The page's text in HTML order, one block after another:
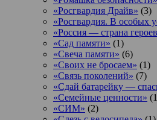
«Росгвардия Драйв» (3)
«Росгвардия. В особых
«Россия — страна
«Сад памяти» (1)
«Свеча памяти» (6)
«Своих не бросаем» (1)
«Связь поколений» (7)
«Сдай батарейку —
«Семейные ценности»
«СИМ» (2)